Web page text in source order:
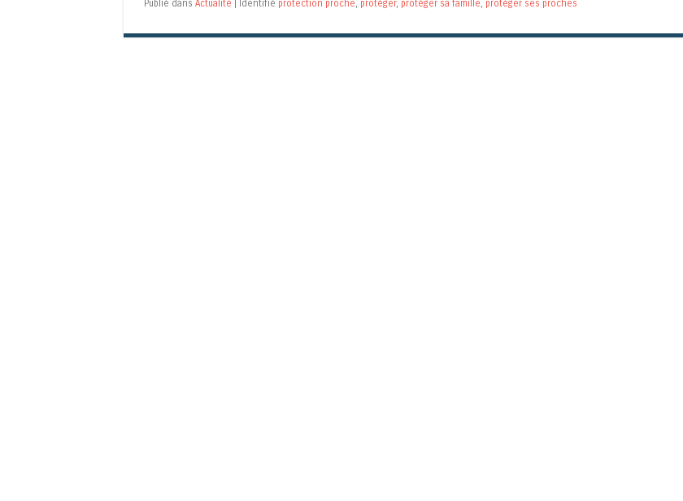
Publié dans Actualité | Identifié protection proche protéger, protéger sa famille protéger ses proches